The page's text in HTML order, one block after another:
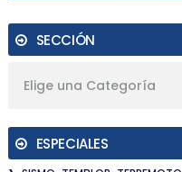
SECCIÓN
Elige una Categoría
ESPECIALES